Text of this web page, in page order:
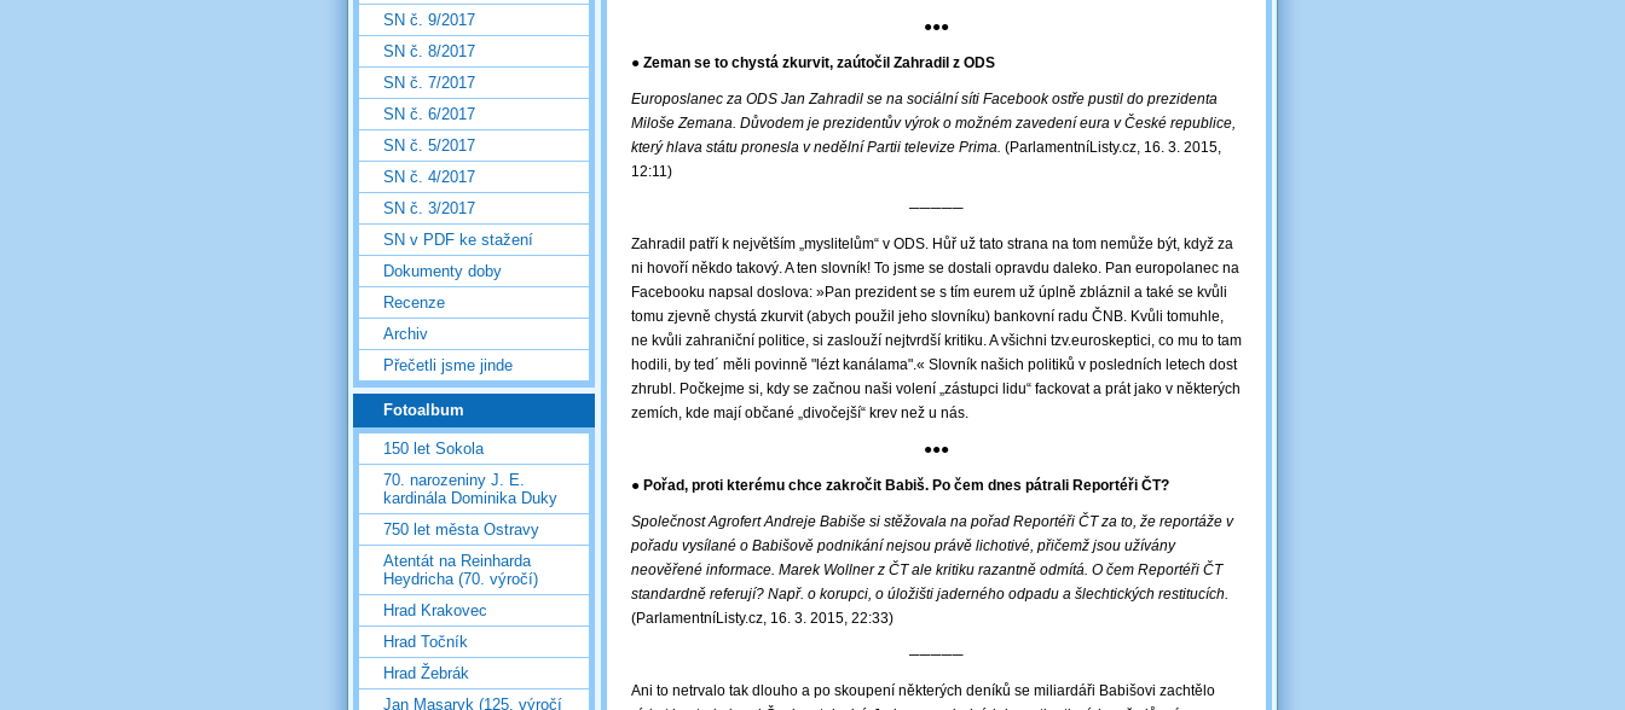
●●●
● Zeman se to chystá zkurvit, zaútočil Zahradil z ODS
Europoslanec za ODS Jan Zahradil se na sociální síti Facebook ostře pustil do prezidenta
Miloše Zemana. Důvodem je prezidentův výrok o možném zavedení eura v České republice,
který hlava státu pronesla v nedělní Partii televize Prima. (ParlamentníListy.cz, 16. 3. 2015,
12:11)
─────
Zahradil patří k největším „myslitelům“ v ODS. Hůř už tato strana na tom nemůže být, když za
ni hovoří někdo takový. A ten slovník! To jsme se dostali opravdu daleko. Pan europolanec na
Facebooku napsal doslova: »Pan prezident se s tím eurem už úplně zbláznil a také se kvůli
tomu zjevně chystá zkurvit (abych použil jeho slovníku) bankovní radu ČNB. Kvůli tomuhle,
ne kvůli zahraniční politice, si zaslouží nejtvrdší kritiku. A všichni tzv.euroskeptici, co mu to tam
hodili, by ted´ měli povinně "lézt kanálama".« Slovník našich politiků v posledních letech dost
zhrubl. Počkejme si, kdy se začnou naši volení „zástupci lidu“ fackovat a prát jako v některých
zemích, kde mají občané „divočejší“ krev než u nás.
●●●
● Pořad, proti kterému chce zakročit Babiš. Po čem dnes pátrali Reportéři ČT?
Společnost Agrofert Andreje Babiše si stěžovala na pořad Reportéři ČT za to, že reportáže v
pořadu vysílané o Babišově podnikání nejsou právě lichotivé, přičemž jsou užívány
neověřené informace. Marek Wollner z ČT ale kritiku razantně odmítá. O čem Reportéři ČT
standardně referují? Např. o korupci, o úložišti jaderného odpadu a šlechtických restitucích.
(ParlamentníListy.cz, 16. 3. 2015, 22:33)
─────
Ani to netrvalo tak dlouho a po skoupení některých deníků se miliardáři Babišovi zachtělo
SN č. 9/2017
SN č. 8/2017
SN č. 7/2017
SN č. 6/2017
SN č. 5/2017
SN č. 4/2017
SN č. 3/2017
SN v PDF ke stažení
Dokumenty doby
Recenze
Archiv
Přečetli jsme jinde
Fotoalbum
150 let Sokola
70. narozeniny J. E.
kardinála Dominika Duky
750 let města Ostravy
Atentát na Reinharda
Heydricha (70. výročí)
Hrad Krakovec
Hrad Točník
Hrad Žebrák
Jan Masaryk (125. výročí